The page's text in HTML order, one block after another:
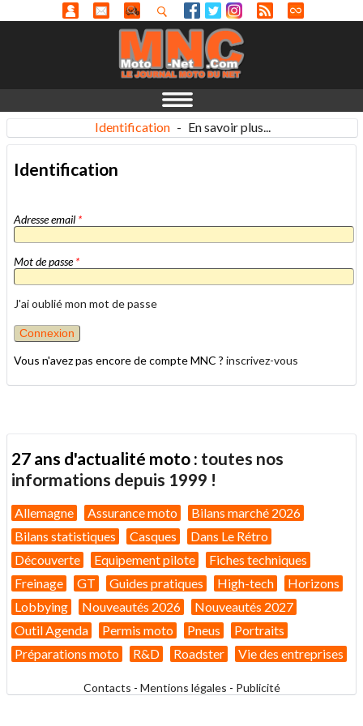
Identification - En savoir plus...
Identification
Adresse email *
Mot de passe*
J'ai oublié mon mot de passe
Vous n'avez pas encore de compte MNC ? inscrivez-vous
27 ans d'actualité moto : toutes nos
informations depuis 1999 !
Allemagne Assurance moto
Bilans marché 2026
Bilans statistiques
Casques
Dans Le Rétro
Découverte
Equipement pilote
Fiches techniques
Freinage
GT Guides pratiques High-tech
Horizons
Lobbying
Nouveautés 2026
Nouveautés 2027
Outil Agenda
Permis moto Pneus
Portraits
Préparations moto
R&D Roadster Vie des entreprises
Contacts - Mentions légales - Publicité